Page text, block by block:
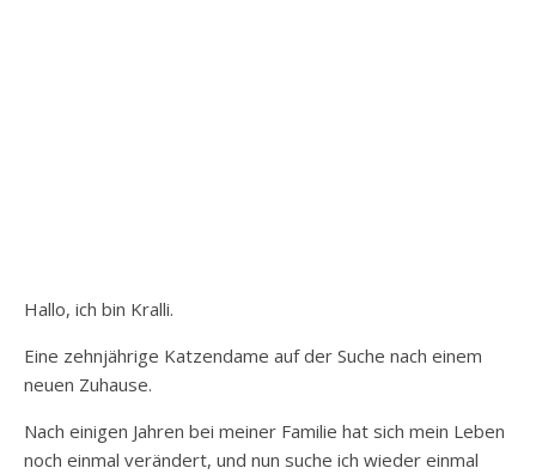
Hallo, ich bin Kralli.
Eine zehnjährige Katzendame auf der Suche nach einem
neuen Zuhause.
Nach einigen Jahren bei meiner Familie hat sich mein Leben
noch einmal verändert, und nun suche ich wieder einmal